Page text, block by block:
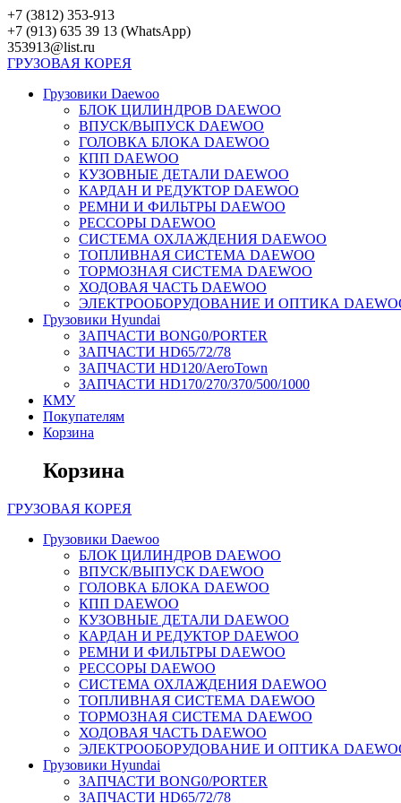
Перейти
к
контенту
+7 (3812) 353-913
+7 (913) 635 39 13 (WhatsApp)
353913@list.ru
ГРУЗОВАЯ КОРЕЯ
Грузовики Daewoo
БЛОК ЦИЛИНДРОВ DAEWOO
ВПУСК/ВЫПУСК DAEWOO
ГОЛОВКА БЛОКА DAEWOO
КПП DAEWOO
КУЗОВНЫЕ ДЕТАЛИ DAEWOO
КАРДАН И РЕДУКТОР DAEWOO
РЕМНИ И ФИЛЬТРЫ DAEWOO
РЕССОРЫ DAEWOO
СИСТЕМА ОХЛАЖДЕНИЯ DAEWOO
ТОПЛИВНАЯ СИСТЕМА DAEWOO
ТОРМОЗНАЯ СИСТЕМА DAEWOO
ХОДОВАЯ ЧАСТЬ DAEWOO
ЭЛЕКТРООБОРУДОВАНИЕ И ОПТИКА
Грузовики Hyundai
ЗАПЧАСТИ BONG0/PORTER
ЗАПЧАСТИ HD65/72/78
ЗАПЧАСТИ HD120/AeroTown
ЗАПЧАСТИ HD170/270/370/500/1000
КМУ
Покупателям
Корзина
Корзина
ГРУЗОВАЯ КОРЕЯ
Грузовики Daewoo
БЛОК ЦИЛИНДРОВ DAEWOO
ВПУСК/ВЫПУСК DAEWOO
ГОЛОВКА БЛОКА DAEWOO
КПП DAEWOO
КУЗОВНЫЕ ДЕТАЛИ DAEWOO
КАРДАН И РЕДУКТОР DAEWOO
РЕМНИ И ФИЛЬТРЫ DAEWOO
РЕССОРЫ DAEWOO
СИСТЕМА ОХЛАЖДЕНИЯ DAEWOO
ТОПЛИВНАЯ СИСТЕМА DAEWOO
ТОРМОЗНАЯ СИСТЕМА DAEWOO
ХОДОВАЯ ЧАСТЬ DAEWOO
ЭЛЕКТРООБОРУДОВАНИЕ И ОПТИКА
Грузовики Hyundai
ЗАПЧАСТИ BONG0/PORTER
ЗАПЧАСТИ HD65/72/78